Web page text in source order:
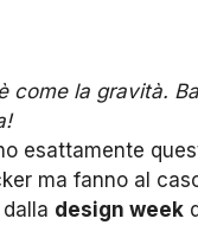
come la gravità.
esattamente
ma fanno al
design week